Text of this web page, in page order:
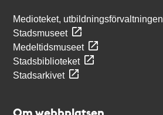
Medioteket, utbildningsförvaltningen
Stadsmuseet
Medeltidsmuseet
Stadsbiblioteket
Stadsarkivet